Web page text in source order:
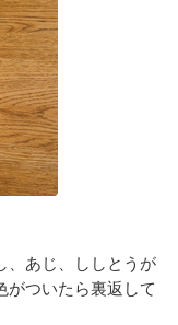
、あじ、ししとうが
がついたら裏返して